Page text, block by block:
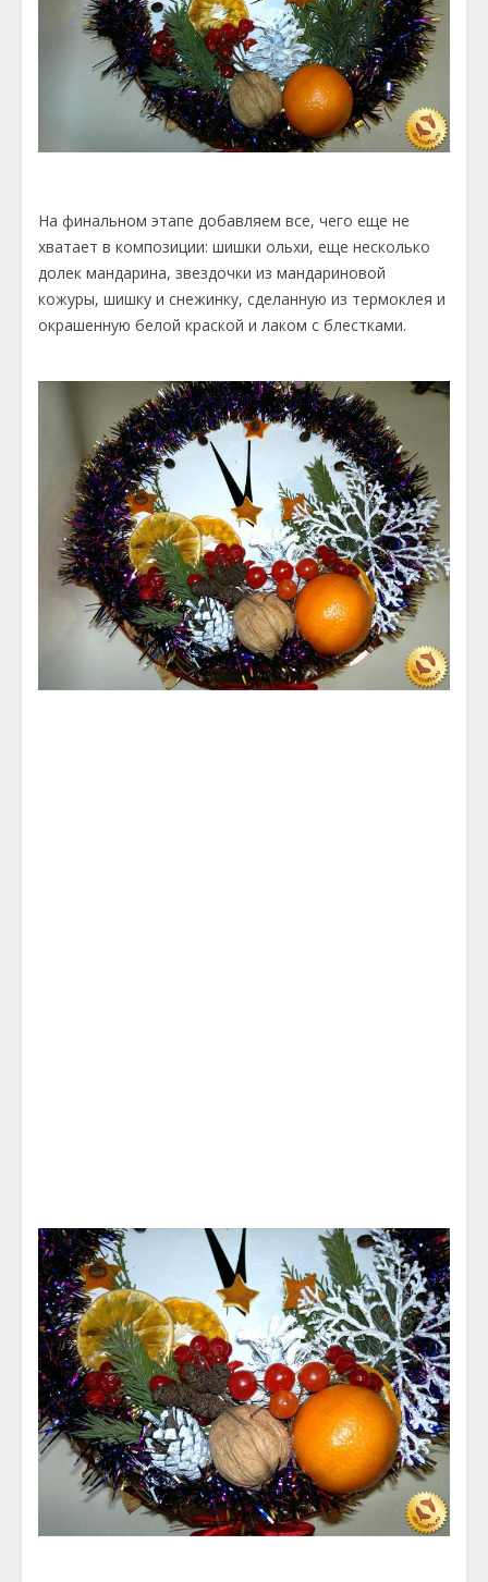
На финальном этапе добавляем все, чего еще не
хватает в композиции: шишки ольхи, еще несколько
долек мандарина, звездочки из мандариновой
кожуры, шишку и снежинку, сделанную из термоклея и
окрашенную белой краской и лаком с блестками.